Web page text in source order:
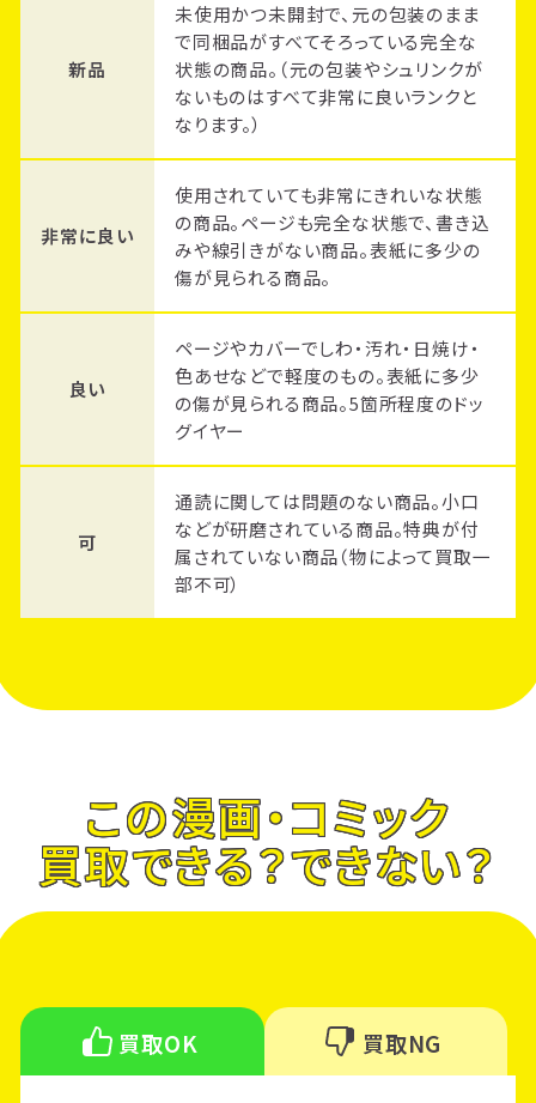
新品
未使用かつ未開封で、元の包装のまま
で同梱品がすべてそろっている完全な
状態の商品。（元の包装やシュリンクが
ないものはすべて非常に良いランクと
なります。）
非常に良い
使用されていても非常にきれいな状態
の商品。ページも完全な状態で、書き込
みや線引きがない商品。表紙に多少の
傷が見られる商品。
良い
ページやカバーでしわ・汚れ・日焼け・
色あせなどで軽度のもの。表紙に多少
の傷が見られる商品。5箇所程度のドッ
グイヤー
可
通読に関しては問題のない商品。小口
などが研磨されている商品。特典が付
属されていない商品（物によって買取一
部不可）
この漫画・コミック
買取できる？できない？
買取OK 買取NG